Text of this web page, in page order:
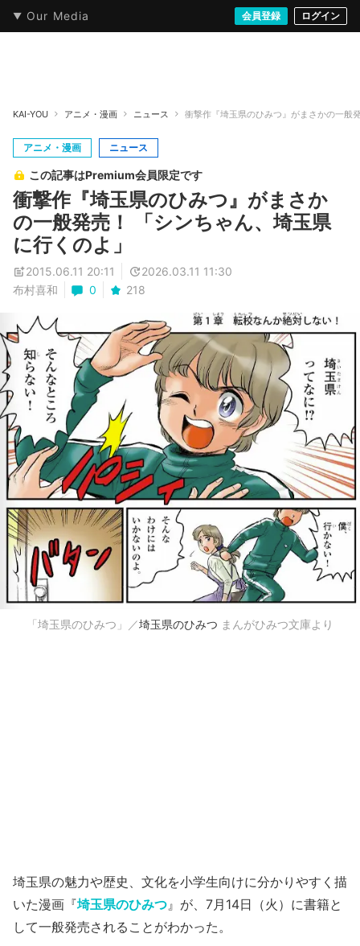
Our Media 会員登録 ログイン
本・文芸 情報化社会 音楽・映像 ゲームストリート
KAI-YOU アニメ・漫画 ニュース 衝撃作『埼玉県のひみつ』がまさかの一般
アニメ・漫画 ニュース
この記事はPremium会員限定です
衝撃作『埼玉県のひみつ』がまさか
の一般発売！ 「シンちゃん、埼玉県
に行くのよ」
2015.06.11 20:11
2026.03.11 11:30
布村喜和
0 218
「埼玉県のひみつ」／埼玉県のひみつ まんがひみつ文庫より
埼玉県の魅力や歴史、文化を小学生向けに分かりやすく描
いた漫画『埼玉県のひみつ 』が、7月14日（火）に書籍と
して一般発売されることがわかった。